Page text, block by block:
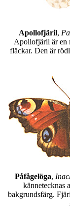
Apollofjäril,
Apollofjäril är en
fläckar. Den är
Påfågelöga,
kännetecknas
bakgrundsfärg.